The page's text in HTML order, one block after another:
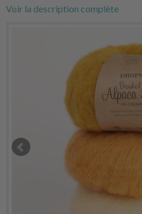
Voir la description complète